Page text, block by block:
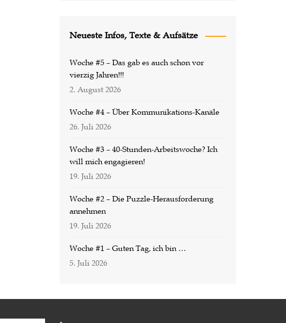
Neueste Infos, Texte & Aufsätze
Woche #5 – Das gab es auch schon vor
vierzig Jahren!!!
2. August 2026
Woche #4 – Über Kommunikations-Kanäle
26. Juli 2026
Woche #3 – 40-Stunden-Arbeitswoche? Ich
will mich engagieren!
19. Juli 2026
Woche #2 – Die Puzzle-Herausforderung
annehmen
19. Juli 2026
Woche #1 – Guten Tag, ich bin …
5. Juli 2026